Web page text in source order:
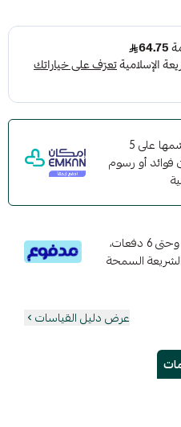
وقسّمها على 5
فوائد أو رسوم
قسم دفعاتك بطريقة ميسرة إلى 4 وحتى 6 دفعات،
السمحة
عرض دليل القياسات